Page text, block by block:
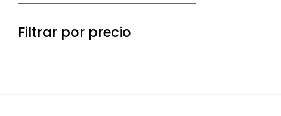
Filtrar por precio